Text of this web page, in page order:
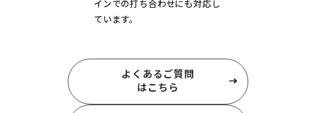
インでの打ち合わせにも対応し
ています。
よくあるご質問
はこちら